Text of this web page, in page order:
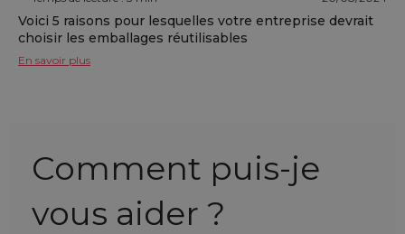
Voici 5 raisons pour lesquelles votre entreprise devrait
choisir les emballages réutilisables
En savoir plus
Comment puis-je
vous aider ?